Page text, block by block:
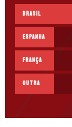
Brasil
Espanha
França
Outra